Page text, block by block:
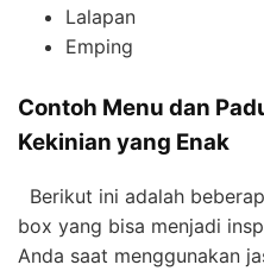
Lalapan
Emping
Contoh Menu dan
Kekinian yang Enak
Berikut ini adalah
box yang bisa menjadi
Anda saat menggunakan